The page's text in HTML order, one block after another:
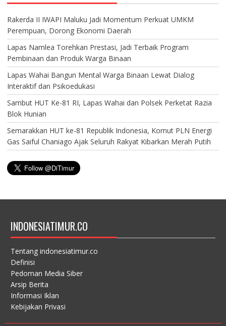
Rakerda II IWAPI Maluku Jadi Momentum Perkuat UMKM
Perempuan, Dorong Ekonomi Daerah
Lapas Namlea Torehkan Prestasi, Jadi Terbaik Program
Pembinaan dan Produk Warga Binaan
Lapas Wahai Bangun Mental Warga Binaan Lewat Dialog
Interaktif dan Psikoedukasi
Sambut HUT Ke-81 RI, Lapas Wahai dan Polsek Perketat Razia
Blok Hunian
Semarakkan HUT ke-81 Republik Indonesia, Komut PLN Energi
Gas Saiful Chaniago Ajak Seluruh Rakyat Kibarkan Merah Putih
INDONESIATIMUR.CO
Tentang indonesiatimur.co
Definisi
Pedoman Media Siber
Arsip Berita
Informasi Iklan
Kebijakan Privasi